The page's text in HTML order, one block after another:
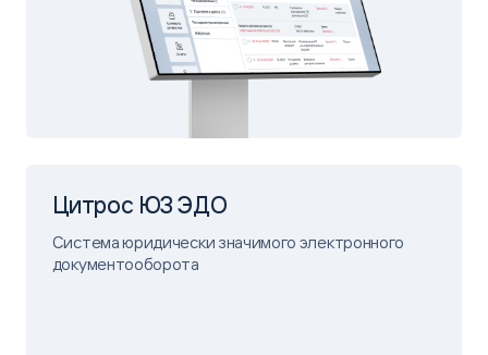
Цитрос ЮЗ ЭДО
Система юридически значимого электронного
документооборота